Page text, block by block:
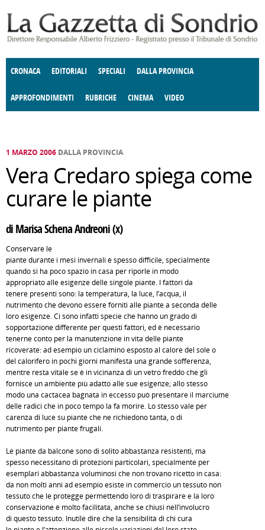
CRONACA EDITORIALI SPECIALI DALLA PROVINCIA
APPROFONDIMENTI
E SPETTACOLI POLITICA
RUBRICHE
DELLE IDEE FATTI DELLO SPIRITO
CINEMA VIDEO
1 MARZO 2006 DALLA PROVINCIA
Vera Credaro spiega come
curare le piante
di Marisa Schena Andreoni (x)
Conservare le
piante durante i mesi invernali è spesso difficile, specialmente
quando si ha poco spazio in casa per riporle in modo
appropriato alle esigenze delle singole piante. I fattori da
tenere presenti sono: la temperatura, la luce, l’acqua, il
nutrimento che devono essere forniti alle piante a seconda delle
loro esigenze. Ci sono infatti specie che hanno un grado di
sopportazione differente per questi fattori, ed è necessario
tenerne conto per la manutenzione in vita delle piante
ricoverate: ad esempio un ciclamino esposto al calore del sole o
del calorifero in pochi giorni manifesta una grande sofferenza,
mentre resta vitale se è in vicinanza di un vetro freddo che gli
fornisce un ambiente più adatto alle sue esigenze; allo stesso
modo una cactacea bagnata in eccesso può presentare il marciume
delle radici che in poco tempo la fa morire. Lo stesso vale per
carenza di luce su piante che ne richiedono tanta, o di
nutrimento per piante frugali.
Le piante da balcone sono di solito abbastanza resistenti, ma
spesso necessitano di protezioni particolari, specialmente per
esemplari abbastanza voluminosi che non trovano ricetto in casa:
da non molti anni ad esempio esiste in commercio un tessuto non
tessuto che le protegge permettendo loro di traspirare e la loro
conservazione è molto facilitata, anche se chiusi nell’involucro
di questo tessuto. Inutile dire che la sensibilità di chi cura